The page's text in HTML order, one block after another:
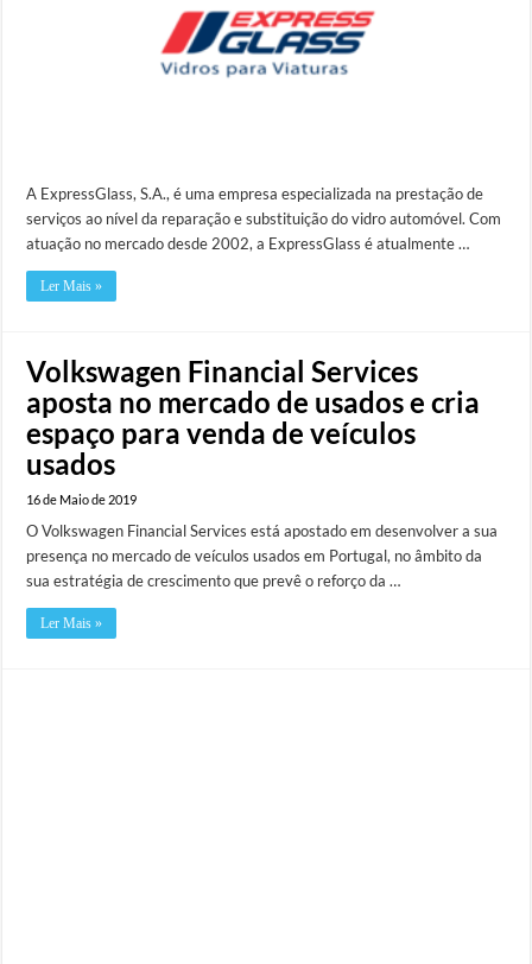
A ExpressGlass, S.A., é uma empresa especializada na prestação de
serviços ao nível da reparação e substituição do vidro automóvel. Com
atuação no mercado desde 2002, a ExpressGlass é atualmente …
Ler Mais »
Volkswagen Financial Services
aposta no mercado de usados e cria
espaço para venda de veículos
usados
16 de Maio de 2019
O Volkswagen Financial Services está apostado em desenvolver a sua
presença no mercado de veículos usados em Portugal, no âmbito da
sua estratégia de crescimento que prevê o reforço da …
Ler Mais »